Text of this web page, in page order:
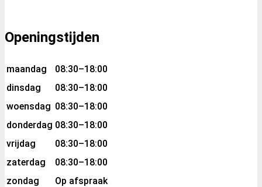
Openingstijden
maandag
08:30–18:00
dinsdag
08:30–18:00
woensdag 08:30–18:00
donderdag 08:30–18:00
vrijdag
08:30–18:00
zaterdag
08:30–18:00
zondag
Op afspraak